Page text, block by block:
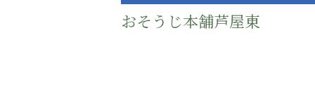
おそうじ本舗芦屋東